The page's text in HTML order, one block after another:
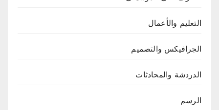
التعليم والأعمال
الجرافيكس والتصميم
الدردشة والمحادثات
الرسم